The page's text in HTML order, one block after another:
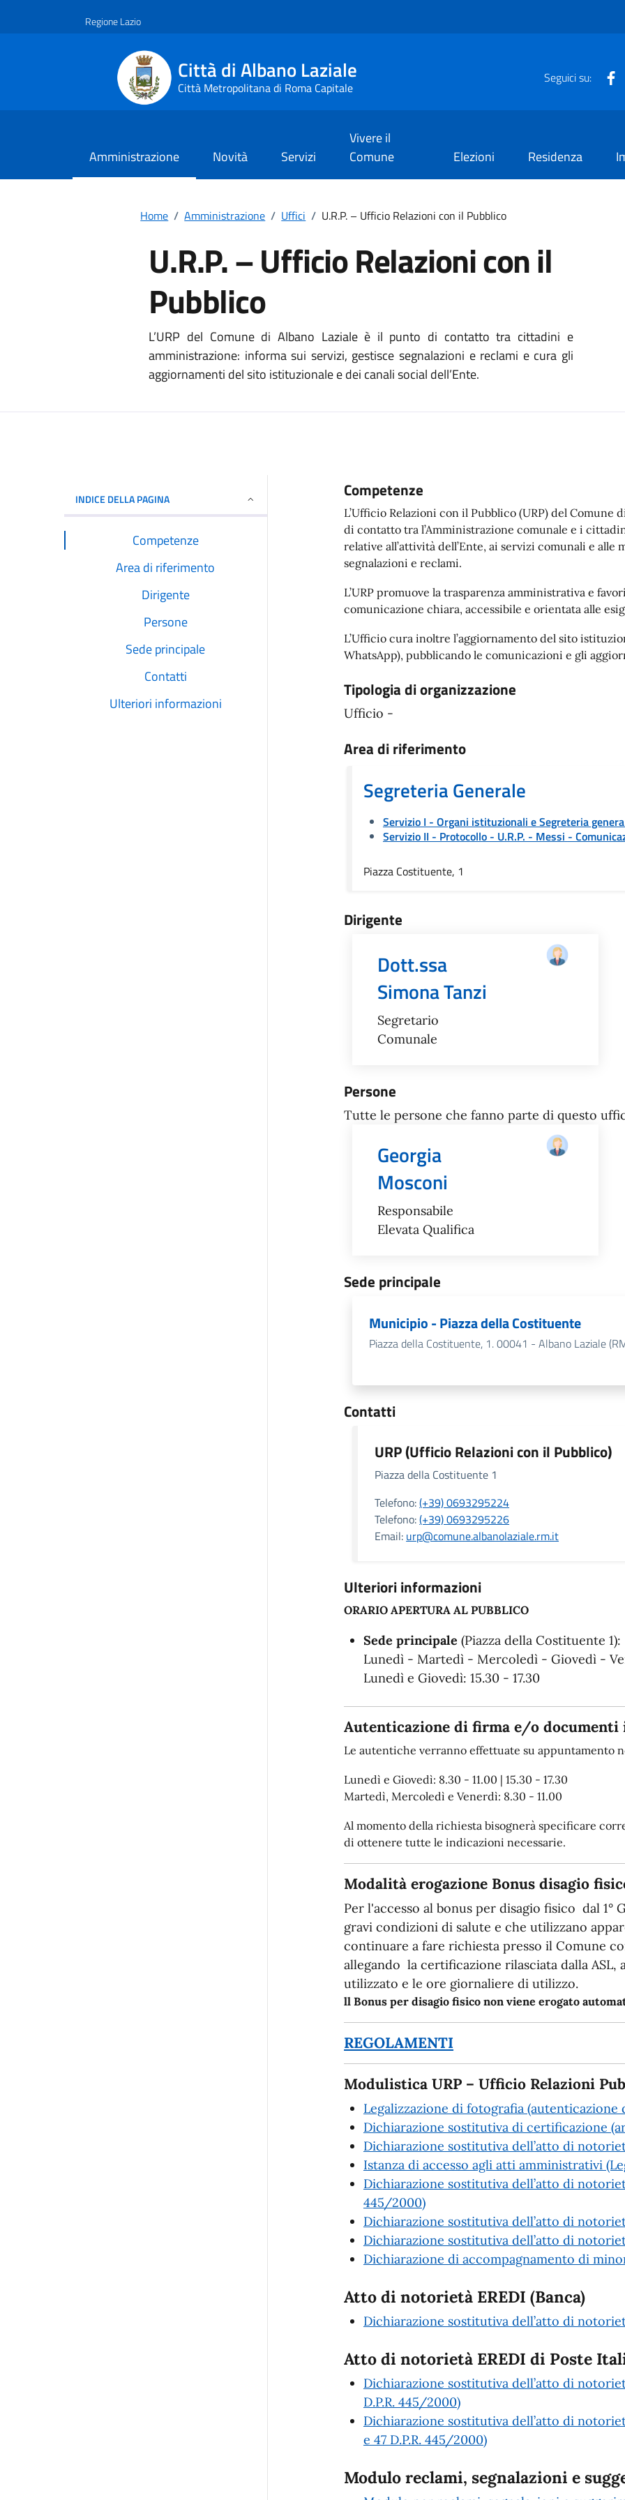
Regione Lazio
Città di Albano Laziale
Città Metropolitana di Roma Capitale
Seguici su:
Amministrazione Novità Servizi
Vivere il
Comune
Elezioni Residenza
Home / Amministrazione / Uffici / U.R.P. – Ufficio Relazioni con il Pubblico
U.R.P. – Ufficio Relazioni con il
Pubblico
L’URP del Comune di Albano Laziale è il punto di contatto tra cittadini e
amministrazione: informa sui servizi, gestisce segnalazioni e reclami e cura gli
aggiornamenti del sito istituzionale e dei canali social dell’Ente.
INDICE DELLA PAGINA
Competenze
Area di riferimento
Dirigente
Persone
Sede principale
Contatti
Ulteriori informazioni
Competenze
L’Ufficio Relazioni con il Pubblico (URP) del
di contatto tra l’Amministrazione comunale e i
relative all’attività dell’Ente, ai servizi comunali e
segnalazioni e reclami.
L’URP promuove la trasparenza amministrativa e
comunicazione chiara, accessibile e orientata alle
L’Ufficio cura inoltre l’aggiornamento del sito
WhatsApp), pubblicando le comunicazioni e gli
Tipologia di organizzazione
Ufficio -
Area di riferimento
Segreteria Generale
Servizio I - Organi istituzionali e Segreteria
Servizio II - Protocollo - U.R.P. - Messi -
Piazza Costituente, 1
Dirigente
Dott.ssa
Simona Tanzi
Segretario
Comunale
Persone
Tutte le persone che fanno parte di questo
Georgia
Mosconi
Responsabile
Elevata Qualifica
Sede principale
Municipio - Piazza della Costituente
Piazza della Costituente, 1. 00041 - Albano Laziale
Contatti
URP (Ufficio Relazioni con il Pubblico)
Piazza della Costituente 1
Telefono:(+39) 0693295224
Telefono:(+39) 0693295226
Email: urp@comune.albanolaziale.rm.it
Ulteriori informazioni
ORARIO APERTURA AL PUBBLICO
Sede principale (Piazza della Costituente 1):
Lunedì - Martedì - Mercoledì - Giovedì -
Lunedì e Giovedì: 15.30 - 17.30
Autenticazione di firma e/o documenti
Le autentiche verranno effettuate su appuntamento
Lunedì e Giovedì: 8.30 - 11.00 | 15.30 - 17.30
Martedì, Mercoledì e Venerdì: 8.30 - 11.00
Al momento della richiesta bisognerà specificare
di ottenere tutte le indicazioni necessarie.
Modalità erogazione Bonus disagio
Per l'accesso al bonus per disagio fisico dal 1°
gravi condizioni di salute e che utilizzano
continuare a fare richiesta presso il Comune
allegando la certificazione rilasciata dalla
utilizzato e le ore giornaliere di utilizzo.
ll Bonus per disagio fisico non viene erogato
REGOLAMENTI
Modulistica URP – Ufficio Relazioni
Legalizzazione di fotografia (autenticazione
Dichiarazione sostitutiva di certificazione
Dichiarazione sostitutiva dell’atto di
Istanza di accesso agli atti amministrativi
Dichiarazione sostitutiva dell’atto di
445/2000)
Dichiarazione sostitutiva dell’atto di
Dichiarazione sostitutiva dell’atto di
Dichiarazione di accompagnamento di
Atto di notorietà EREDI (Banca)
Dichiarazione sostitutiva dell’atto di
Atto di notorietà EREDI di Poste
Dichiarazione sostitutiva dell’atto di
D.P.R. 445/2000)
Dichiarazione sostitutiva dell’atto di
e 47 D.P.R. 445/2000)
Modulo reclami, segnalazioni e